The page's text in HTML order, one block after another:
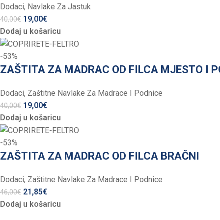
Dodaci, Navlake Za Jastuk
40,00€ 19,00€
Dodaj u košaricu
-53%
ZAŠTITA ZA MADRAC OD FILCA MJESTO I
Dodaci, Zaštitne Navlake Za Madrace I Podnice
40,00€ 19,00€
Dodaj u košaricu
-53%
ZAŠTITA ZA MADRAC OD FILCA BRAČNI
Dodaci, Zaštitne Navlake Za Madrace I Podnice
46,00€ 21,85€
Dodaj u košaricu